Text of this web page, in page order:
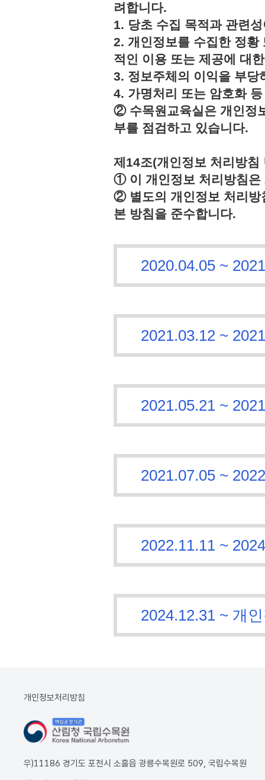
려합니다.
1. 당초 수집 목적과 관련
2. 개인정보를 수집한 정황
적인 이용 또는 제공에 대
3. 정보주체의 이익을 부당
4. 가명처리 또는 암호화
② 수목원교육실은 개인정
부를 점검하고 있습니다.
제14조(개인정보 처리방침
① 이 개인정보 처리방침은
② 별도의 개인정보 처리방
본 방침을 준수합니다.
2020.04.05 ~
2021.03.12 ~
2021.05.21 ~
2021.07.05 ~
2022.11.11 ~
2024.12.31 ~ 개
개인정보처리방침
우)11186 경기도 포천시 소흘읍 광릉수목원로 509, 국립수목원